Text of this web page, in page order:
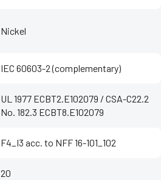
Nickel
IEC 60603-2 (complementary)
UL 1977 ECBT2.E102079 / CSA-C22.2
No. 182.3 ECBT8.E102079
F4_I3 acc. to NFF 16-101_102
20